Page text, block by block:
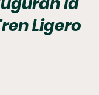
Ligero